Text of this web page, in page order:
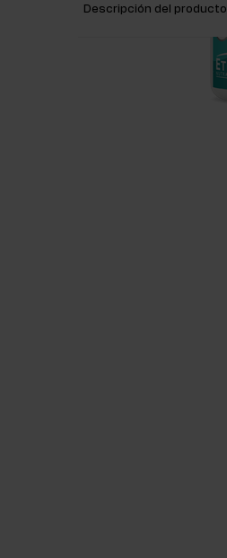
Descripción del producto